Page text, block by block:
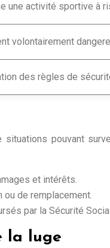
une activité sportive à
volontairement
des règles de
pouvant
et intérêts.
ou de remplacement.
par la Sécurité
la luge